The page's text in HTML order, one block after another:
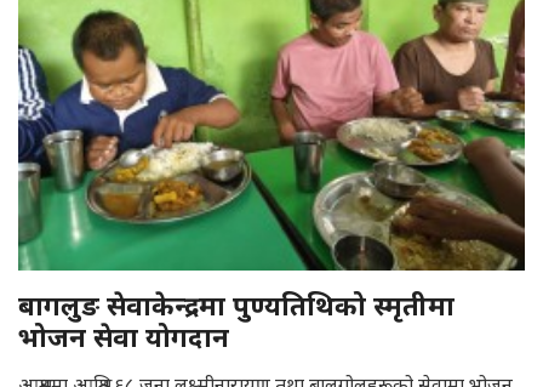
बागलुङ सेवाकेन्द्रमा पुण्यतिथिको स्मृतीमा
भोजन सेवा योगदान